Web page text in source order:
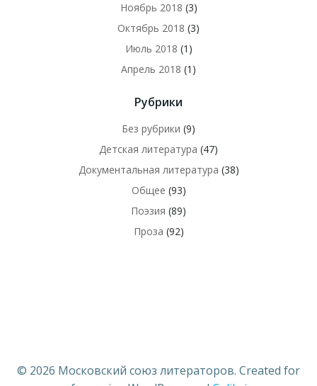
Ноябрь 2018 (3)
Октябрь 2018 (3)
Июль 2018 (1)
Апрель 2018 (1)
Рубрики
Без рубрики (9)
Детская литература (47)
Документальная литература (38)
Общее (93)
Поэзия (89)
Проза (92)
© 2026 Московский союз литераторов. Created for